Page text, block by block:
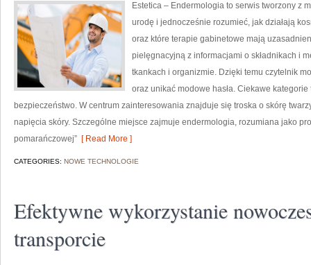
Estetica – Endermologia to serwis tworzony z
urodę i jednocześnie rozumieć, jak działają
oraz które terapie gabinetowe mają
pielęgnacyjną z informacjami o składnikach i
tkankach i organizmie. Dzięki temu czytelnik
oraz unikać modowe hasła. Ciekawe
bezpieczeństwo. W centrum zainteresowania znajduje się troska o skórę
napięcia skóry. Szczególne miejsce zajmuje endermologia, rozumiana jako
pomarańczowej” [ Read More ]
CATEGORIES: NOWE TECHNOLOGIE
Efektywne wykorzystanie
transporcie